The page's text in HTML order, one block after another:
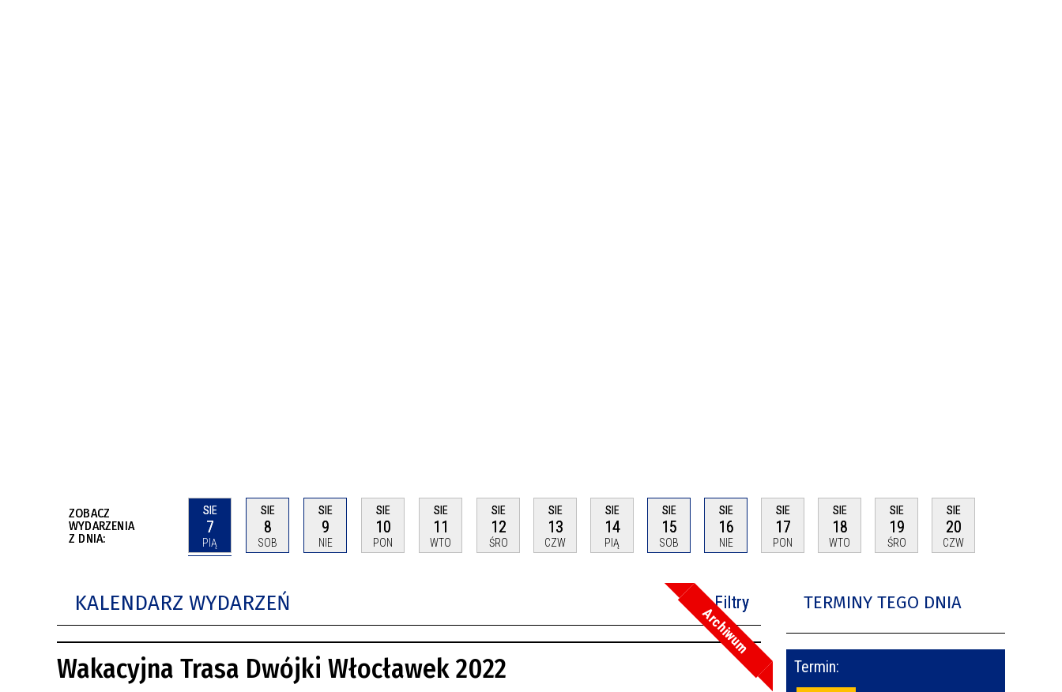
WE WŁOCŁAWKU
ZOBACZ
WYDARZENIA
Z DNIA:
SIE
7
PIĄ
SIE
8
SOB
SIE
9
NIE
SIE
10
PON
SIE
11
WTO
SIE
12
ŚRO
SIE
13
CZW
SIE
14
PIĄ
SIE
15
SOB
SIE
16
NIE
SIE
17
PON
SIE
18
WTO
SIE
19
ŚRO
SIE
20
CZW
KALENDARZ WYDARZEŃ Filtry
Szukana fraza
Wakacyjna Trasa Dwójki Włocławek 2022
Archiwum
TERMINY TEGO DNIA
Termin: